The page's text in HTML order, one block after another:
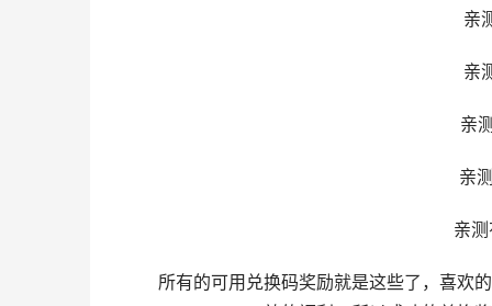
亲测
亲测
亲测
亲测
亲测
所有的可用兑换码奖励就是这些了，喜欢的